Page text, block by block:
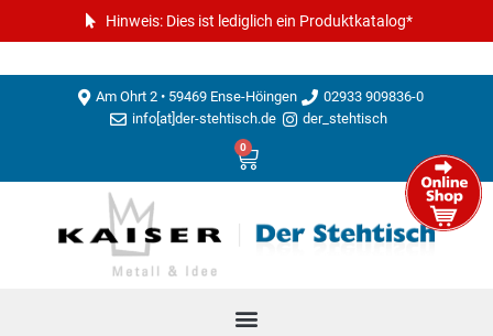
Hinweis: Dies ist lediglich ein Produktkatalog*
Am Ohrt 2 • 59469 Ense-Höingen
02933 909836-0
info[at]der-stehtisch.de
der_stehtisch
0